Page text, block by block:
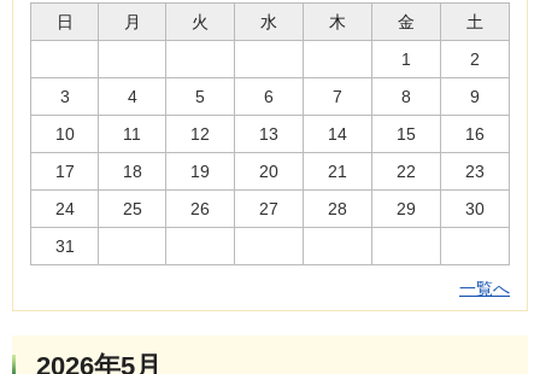
日
月 火 水 木 金
土
1
2
3
4 5 6 7 8
9
10
11 12 13 14 15
16
17
18 19 20 21 22
23
24
25 26 27 28 29
30
31
一覧へ
2026年5月